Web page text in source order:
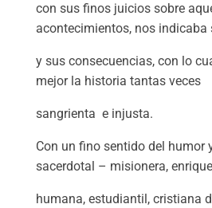
con sus finos juicios sobre
acontecimientos, nos indicaba
y sus consecuencias, con lo
mejor la historia tantas veces
sangrienta e injusta.
Con un fino sentido del humor
sacerdotal – misionera,
humana, estudiantil, cristiana